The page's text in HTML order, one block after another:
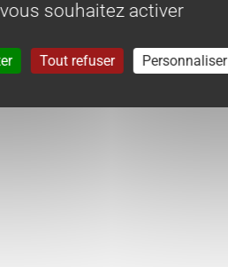
souhaitez activer
Tout refuser Personnaliser